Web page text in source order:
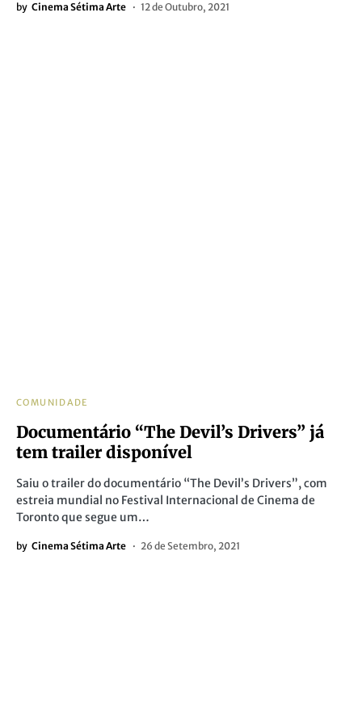
by Cinema Sétima Arte 12 de Outubro, 2021
COMUNIDADE
Documentário “The Devil’s Drivers” já
tem trailer disponível
Saiu o trailer do documentário “The Devil’s Drivers”, com
estreia mundial no Festival Internacional de Cinema de
Toronto que segue um…
by Cinema Sétima Arte 26 de Setembro, 2021